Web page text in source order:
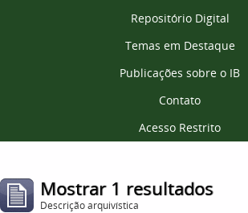
Repositório Digital
Temas em Destaque
Publicações sobre o IB
Contato
Acesso Restrito
Mostrar 1 resultados
Descrição arquivística